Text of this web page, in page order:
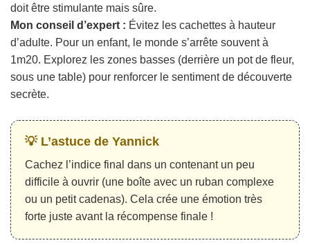
doit être stimulante mais sûre.
Mon conseil d’expert : Évitez les cachettes à hauteur
d’adulte. Pour un enfant, le monde s’arrête souvent à
1m20. Explorez les zones basses (derrière un pot de fleur,
sous une table) pour renforcer le sentiment de découverte
secrète.
💡 L’astuce de Yannick
Cachez l’indice final dans un contenant un peu
difficile à ouvrir (une boîte avec un ruban complexe
ou un petit cadenas). Cela crée une émotion très
forte juste avant la récompense finale !